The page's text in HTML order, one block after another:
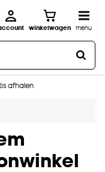
winkelwagen menu
afhalen
aan huis